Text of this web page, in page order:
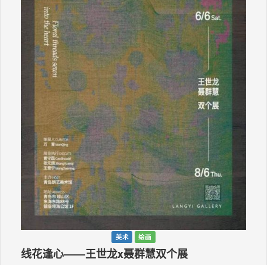
美术 绘画
线花逢心——王世龙x聂群慧双个展